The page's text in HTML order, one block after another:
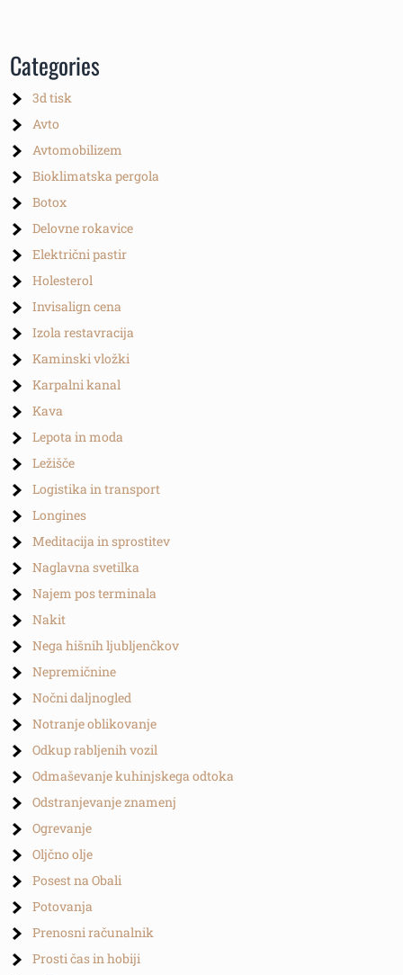
Categories
3d tisk
Avto
Avtomobilizem
Bioklimatska pergola
Botox
Delovne rokavice
Električni pastir
Holesterol
Invisalign cena
Izola restavracija
Kaminski vložki
Karpalni kanal
Kava
Lepota in moda
Ležišče
Logistika in transport
Longines
Meditacija in sprostitev
Naglavna svetilka
Najem pos terminala
Nakit
Nega hišnih ljubljenčkov
Nepremičnine
Nočni daljnogled
Notranje oblikovanje
Odkup rabljenih vozil
Odmaševanje kuhinjskega odtoka
Odstranjevanje znamenj
Ogrevanje
Oljčno olje
Posest na Obali
Potovanja
Prenosni računalnik
Prosti čas in hobiji